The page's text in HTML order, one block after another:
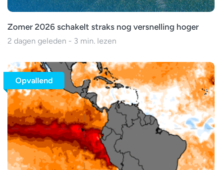
Zomer 2026 schakelt straks nog versnelling hoger
2 dagen geleden - 3 min. lezen
Opvallend